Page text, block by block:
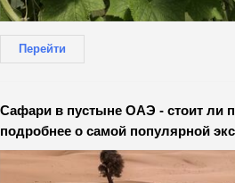
Перейти
Сафари в пустыне ОАЭ - стоит ли
подробнее о самой популярной